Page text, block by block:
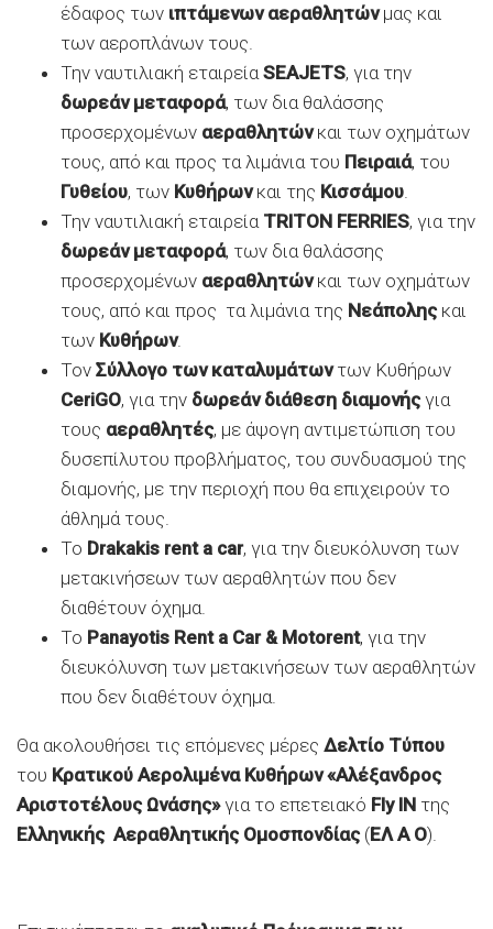
έδαφος των ιπτάμενων αεραθλητώνμας και
των αεροπλάνων τους.
Την ναυτιλιακή εταιρεία SEAJETS, για την
δωρεάν μεταφορά, των δια θαλάσσης
προσερχομένων αεραθλητώνκαι των οχημάτων
τους, από και προς τα λιμάνια του Πειραιά, του
Γυθείου, των Κυθήρωνκαι της Κισσάμου
Την ναυτιλιακή εταιρεία TRITON FERRIES, για την
δωρεάν μεταφορά, των δια θαλάσσης
προσερχομένων αεραθλητώνκαι των οχημάτων
τους, από και προς τα λιμάνια της Νεάποληςκαι
των Κυθήρων.
Τον Σύλλογο των καταλυμάτωντων Κυθήρων
CeriGO, για την δωρεάν διάθεση διαμονήςγια
τους αεραθλητές, με άψογη αντιμετώπιση του
δυσεπίλυτου προβλήματος, του συνδυασμού της
διαμονής, με την περιοχή που θα επιχειρούν το
άθλημά τους.
Το Drakakis rent a car, για την διευκόλυνση των
μετακινήσεων των αεραθλητών που δεν
διαθέτουν όχημα.
Το Panayotis Rent a Car & Motorent, για την
διευκόλυνση των μετακινήσεων των αεραθλητών
που δεν διαθέτουν όχημα.
Θα ακολουθήσει τις επόμενες μέρες Δελτίο Τύπου
του Κρατικού Αερολιμένα Κυθήρων «Αλέξανδρος
Αριστοτέλους Ωνάσης»για το επετειακό Fly IN της
Ελληνικής Αεραθλητικής Ομοσπονδίας(ΕΛ Α Ο).